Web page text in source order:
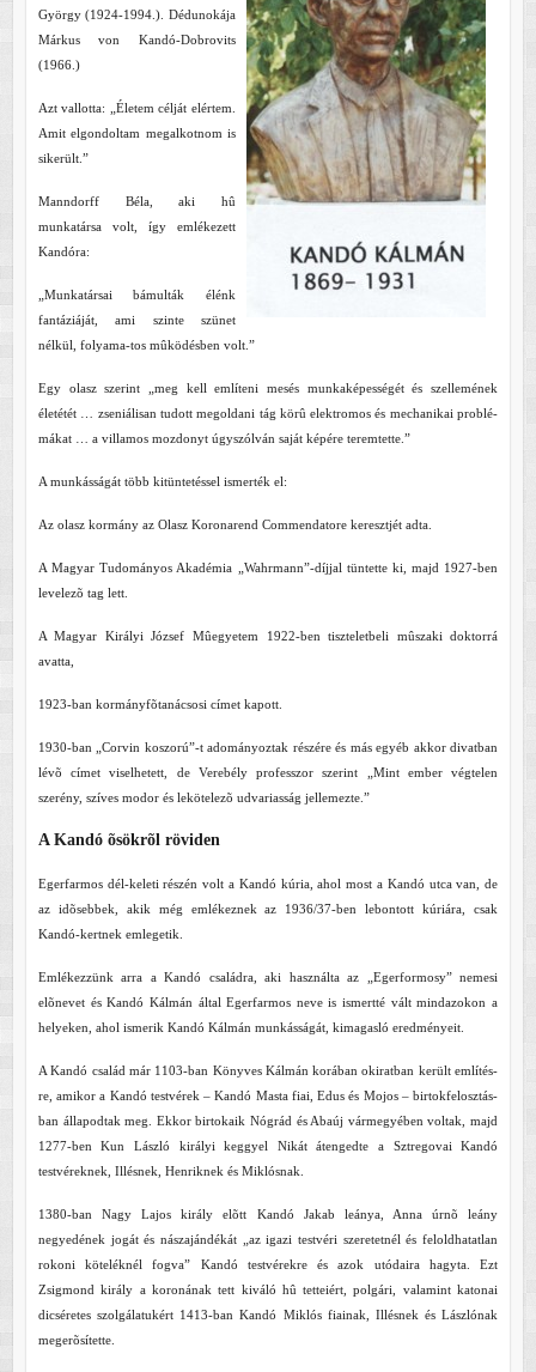
György (1924-1994.). Dédunokája
Márkus von Kandó-Dobrovits
(1966.)
Azt vallotta: „Életem célját elértem.
Amit elgondoltam megalkotnom is
sikerült.”
Manndorff Béla, aki hû
munkatársa volt, így emlékezett
Kandóra:
„Munkatársai bámulták élénk
fantáziáját, ami szinte szünet
nélkül, folyama-tos mûködésben volt.”
Egy olasz szerint „meg kell említeni mesés munkaképességét és szellemének
életétét … zseniálisan tudott megoldani tág körû elektromos és mechanikai problé-
mákat … a villamos mozdonyt úgyszólván saját képére teremtette.”
A munkásságát több kitüntetéssel ismerték el:
Az olasz kormány az Olasz Koronarend Commendatore keresztjét adta.
A Magyar Tudományos Akadémia „Wahrmann”-díjjal tüntette ki, majd 1927-ben
levelezõ tag lett.
A Magyar Királyi József Mûegyetem 1922-ben tiszteletbeli mûszaki doktorrá
avatta,
1923-ban kormányfõtanácsosi címet kapott.
1930-ban „Corvin koszorú”-t adományoztak részére és más egyéb akkor divatban
lévõ címet viselhetett, de Verebély professzor szerint „Mint ember végtelen
szerény, szíves modor és lekötelezõ udvariasság jellemezte.”
A Kandó õsökrõl röviden
Egerfarmos dél-keleti részén volt a Kandó kúria, ahol most a Kandó utca van, de
az idõsebbek, akik még emlékeznek az 1936/37-ben lebontott kúriára, csak
Kandó-kertnek emlegetik.
Emlékezzünk arra a Kandó családra, aki használta az „Egerformosy” nemesi
elõnevet és Kandó Kálmán által Egerfarmos neve is ismertté vált mindazokon a
helyeken, ahol ismerik Kandó Kálmán munkásságát, kimagasló eredményeit.
A Kandó család már 1103-ban Könyves Kálmán korában okiratban került említés-
re, amikor a Kandó testvérek – Kandó Masta fiai, Edus és Mojos – birtokfelosztás-
ban állapodtak meg. Ekkor birtokaik Nógrád és Abaúj vármegyében voltak, majd
1277-ben Kun László királyi keggyel Nikát átengedte a Sztregovai Kandó
testvéreknek, Illésnek, Henriknek és Miklósnak.
1380-ban Nagy Lajos király elõtt Kandó Jakab leánya, Anna úrnõ leány
negyedének jogát és nászajándékát „az igazi testvéri szeretetnél és feloldhatatlan
rokoni köteléknél fogva” Kandó testvérekre és azok utódaira hagyta. Ezt
Zsigmond király a koronának tett kiváló hû tetteiért, polgári, valamint katonai
dicséretes szolgálatukért 1413-ban Kandó Miklós fiainak, Illésnek és Lászlónak
megerõsítette.